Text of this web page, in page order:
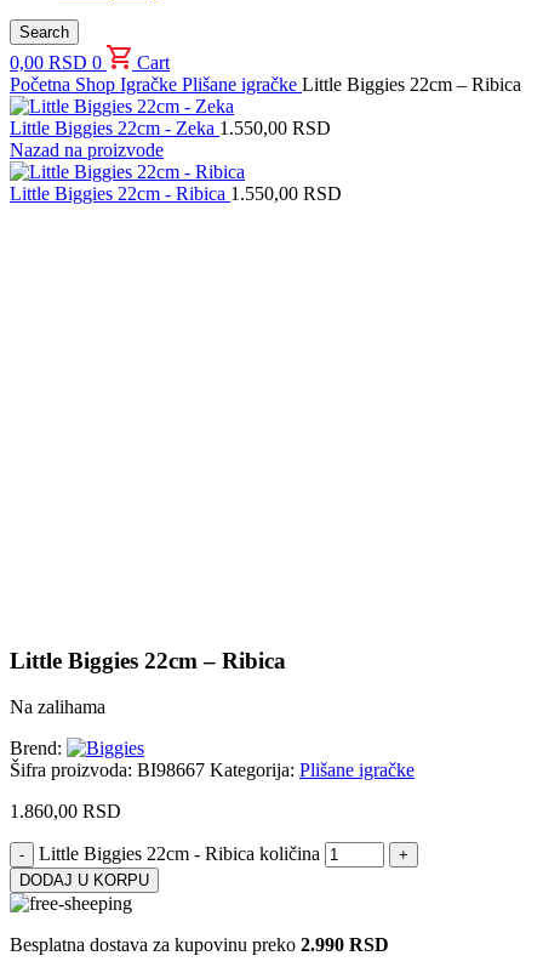
Search
0,00 RSD 0
Cart
Početna Shop Igračke Plišane igračke Little Biggies 22cm – Ribica
Little Biggies 22cm - Zeka 1.550,00 RSD
Nazad na proizvode
Little Biggies 22cm - Ribica 1.550,00 RSD
Little Biggies 22cm – Ribica
Na zalihama
Brend:
Šifra proizvoda: BI98667 Kategorija: Plišane igračke
1.860,00 RSD
Little Biggies 22cm - Ribica količina
DODAJ U KORPU
Besplatna dostava za kupovinu preko 2.990 RSD